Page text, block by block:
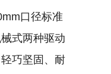
口径标准
式两种驱动
巧坚固、耐